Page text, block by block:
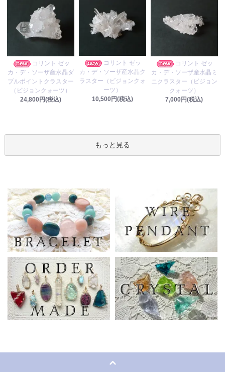
コリント ゼッ
カ・デ・ソーザ産水晶ダ
ブルポイントクラスター
（ビジョンクォーツ）
24,800円(税込)
コリント ゼッ
カ・デ・ソーザ産水晶ク
ラスター（ビジョンクォ
ーツ）
10,500円(税込)
コリント ゼッ
カ・デ・ソーザ産水晶ミ
ニクラスター（ビジョン
クォーツ）
7,000円(税込)
もっと見る